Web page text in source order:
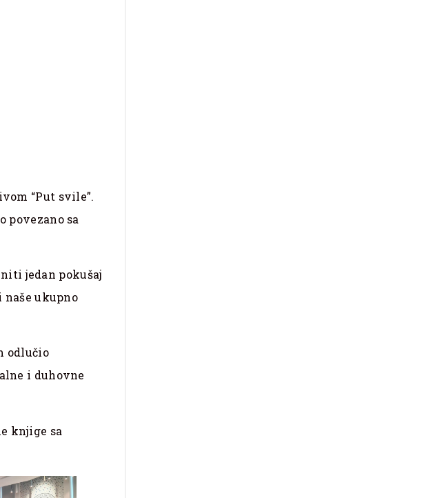
“Put svile”.
povezano sa
jedan pokušaj
ukupno
odlučio
i duhovne
knjige sa